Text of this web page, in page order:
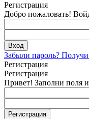
Регистрация
Добро пожаловать!
Забыли пароль?
Регистрация
Регистрация
Привет! Заполни поля